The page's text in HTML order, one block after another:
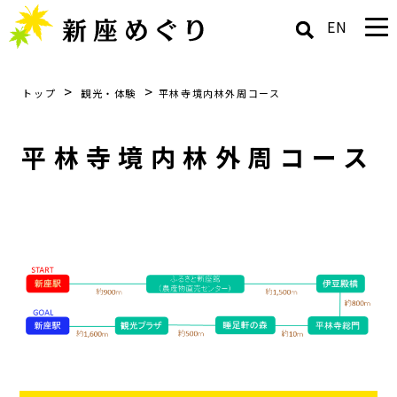
EN
トップ > 観光・体験 > 平林寺境内林外周コース
平林寺境内林外周コース